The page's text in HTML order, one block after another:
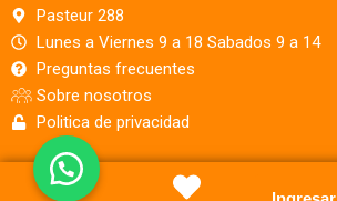
Pasteur 288
Lunes a Viernes 9 a 18 Sabados 9 a 14
Preguntas frecuentes
Sobre nosotros
Politica de privacidad